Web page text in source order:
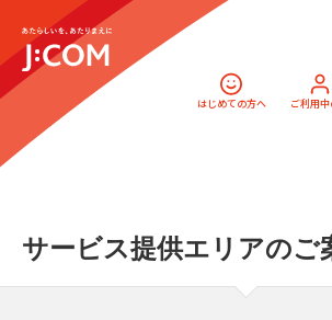
はじめての方へ ご利用
サービス提供エリアのご